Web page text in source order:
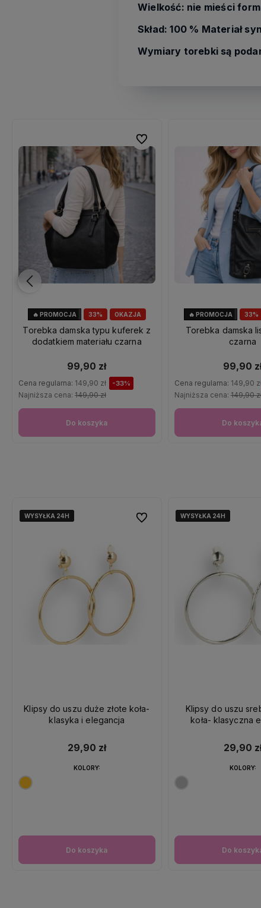
Wielkość: nie mieści
Skład: 100 % Materiał
Wymiary torebki są
33% OKAZJA
🔥 PROMOCJA
Torebka damska typu kuferek z
dodatkiem materiału czarna
99,90 zł
Cena regularna: 149,90 zł -33%
Najniższa cena:149,90 zł
Do koszyka
Do ulubionych
Do ulubionych
33%
🔥 PROMOCJA
Torebka damska
czarna
99,90
Cena regularna: 149,90
Najniższa cena: 149,90
Do
WYSYŁKA 24H
WYSYŁKA 24H
WYSYŁKA 24H
Klipsy do uszu duże złote koła-
klasyka i elegancja
29,90 zł
Do koszyka
KOLORY:
Do ulubionychWYSYŁKA 24H
WYSYŁKA 24H
WYSYŁKA 24H
Klipsy do uszu
koła- klasyczna
29,90
Do
KOLORY: